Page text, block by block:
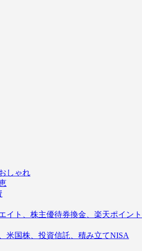
しゃれ
イト、株主優待券換金、楽天ポイン
米国株、投資信託、積み立てNISA